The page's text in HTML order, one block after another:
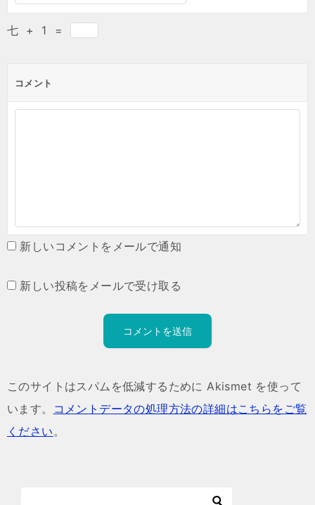
七 + 1 =
コメント
新しいコメントをメールで通知
新しい投稿をメールで受け取る
このサイトはスパムを低減するために Akismet を使って
います。
コメントデータの処理方法の詳細はこちらをご覧
ください。